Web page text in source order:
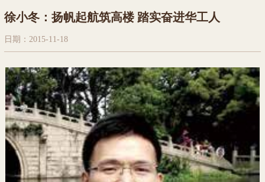
徐小冬：扬帆起航筑高楼 踏实奋进华工人
日期：2015-11-18